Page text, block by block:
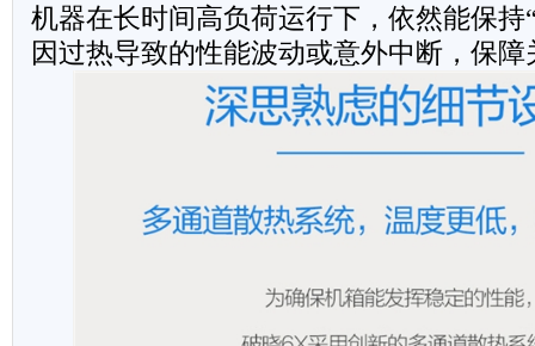
机器在长时间高负荷运行下，依然能保持
因过热导致的性能波动或意外中断，保